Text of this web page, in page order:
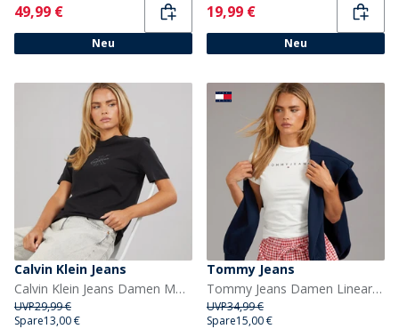
Current
49,99 €
Neu
Current
19,99 €
Neu
Calvin Klein Jeans
Calvin Klein Jeans Damen Monologo T Shirt Schwarz
UVP29,99 €
Spare13,00 €
Tommy Jeans
Tommy Jeans Damen Lineares T-Shirt Ecru
UVP34,99 €
Spare15,00 €